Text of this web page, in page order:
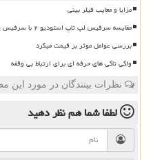
مزایا و معایب فیلر بینی
مقایسه سرفیس لپ تاپ استودیو ۲ با سرفیس پرو ۱۱
بررسی عوامل موثر بر قیمت میگرد
واکی تاکی های حرفه ای برای ارتباط بی وقفه
نظرات بینندگان در مورد این
لطفا شما همنظر دهید